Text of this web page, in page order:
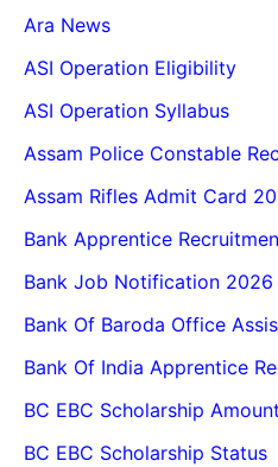
Ara News
ASI Operation Eligibility
ASI Operation Syllabus
Assam Police Constable
Assam Rifles Admit Card
Bank Apprentice
Bank Job Notification 2026
Bank Of Baroda Office
Bank Of India Apprentice
BC EBC Scholarship Amount
BC EBC Scholarship Status